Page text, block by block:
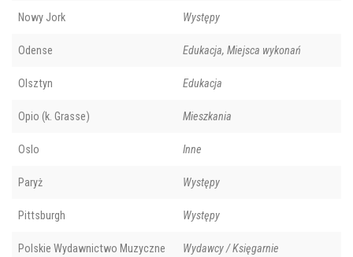
Nowy Jork Występy
Odense Edukacja, Miejsca wykonań
Olsztyn Edukacja
Opio (k. Grasse) Mieszkania
Oslo Inne
Paryż Występy
Pittsburgh Występy
Polskie Wydawnictwo Muzyczne Wydawcy / Księgarnie